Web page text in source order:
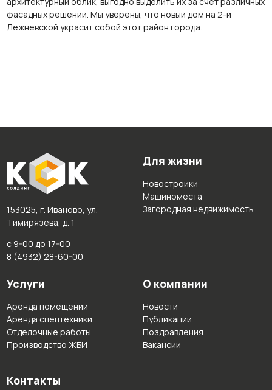
фасадных решений. Мы уверены, что новый дом на 2-й
Лежневской украсит собой этот район города.
153025, г. Иваново, ул.
Тимирязева, д. 1
с 9-00 до 17-00
8 (4932) 28-60-00
Для жизни
Новостройки
Машиноместа
Загородная недвижимость
Услуги
Аренда помещений
Аренда спецтехники
Отделочные работы
Производство ЖБИ
О компании
Новости
Публикации
Поздравления
Вакансии
Контакты